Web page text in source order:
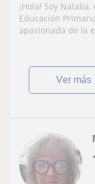
¡Hola! Soy
Educación
apasionada de la
ver más